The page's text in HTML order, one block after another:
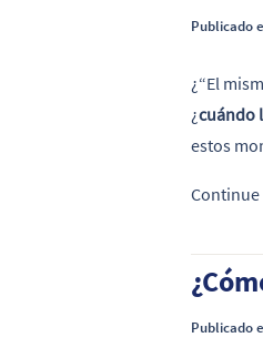
Publicado
¿“El
¿cuándo
estos
Publicado